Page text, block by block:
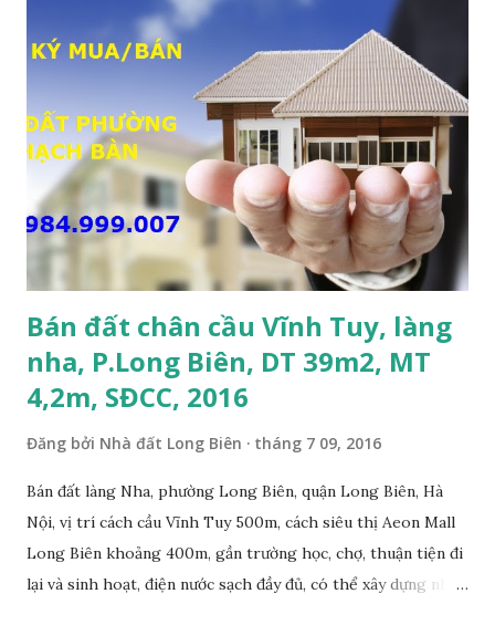
bán: 17,5 tỷ, có thương lượng với khách thiện chí mua nhanh;
THÔNG TIN TIỆN ÍCH XUNG QUANH MẢNH ĐẤT LÀM
KHO XƯỞNG TẠI PHỐ TƯ ĐÌNH CẦN BÁN: • Đất nằm trên
mặt ngõ phố Tư Đình, ngõ trước nhà rộng 8m, ngõ thông, ô
tô tránh nhau; • Cách mặt đường Cổ Linh khoảng 200m; •
Cách dự án Eco Smart City Cổ Linh khoảng 250m; • Gần dự
án khu biệt thự dự án Minh Tâm Tư Đình • Cách chân cầu
Vĩnh Tuy và siêu thị Aeon Mall Long Biên khoảng 500m; •
Khu vực đông đúc dân cư, thuận tiện đi lại và sinh hoạt; ...
Bán đất chân cầu Vĩnh Tuy, làng
nha, P.Long Biên, DT 39m2, MT
4,2m, SĐCC, 2016
Đăng bởi Nhà đất Long Biên tháng 7 09, 2016
Bán đất làng Nha, phường Long Biên, quận Long Biên, Hà
Nội, vị trí cách cầu Vĩnh Tuy 500m, cách siêu thị Aeon Mall
Long Biên khoảng 400m, gần trường học, chợ, thuận tiện đi
lại và sinh hoạt, điện nước sạch đầy đủ, có thể xây dựng nhà